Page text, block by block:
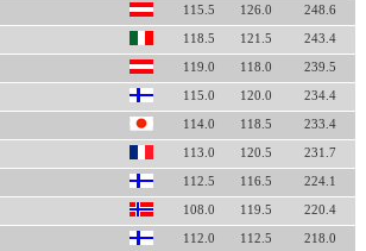
115.5 126.0 248.6
118.5 121.5 243.4
119.0 118.0 239.5
115.0 120.0 234.4
114.0 118.5 233.4
113.0 120.5 231.7
112.5 116.5 224.1
108.0 119.5 220.4
112.0 112.5 218.0